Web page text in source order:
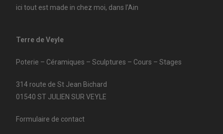
ici tout est made in chez moi, dans l’Ain
Terre de Veyle
Poterie – Céramiques – Sculptures – Cours – Stages
314 route de St Jean Bichard
01540 ST JULIEN SUR VEYLE
Formulaire de contact